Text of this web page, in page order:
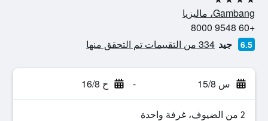
4 نجوم
Gambang، ماليزيا
+60 9548 8000
6.5 جيد 334 من التقييمات تم التحقق منها
س 15/8 - ح 16/8
2 من الضيوف، غرفة واحدة